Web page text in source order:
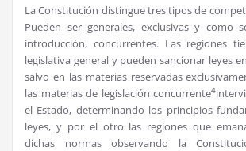
La Constitución distingue tres tipos de
Pueden ser generales, exclusivas y como
introducción, concurrentes. Las regiones
legislativa general y pueden sancionar leyes
salvo en las materias reservadas
las materias de legislación concurrente4
el Estado, determinando los principios
leyes, y por el otro las regiones que
dichas normas observando la